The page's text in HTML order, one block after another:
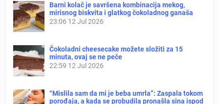
Barni kolač je savršena kombinacija mekog,
mirisnog biskvita i glatkog čokoladnog ganaša
23:06 12 Jul 2026
Čokoladni cheesecake možete složiti za 15
minuta, ovaj se ne peče
22:59 12 Jul 2026
“Mislila sam da mi je beba umrla”: Zaspala tokom
porođaja, a kada se probudila pronašla sina ispod